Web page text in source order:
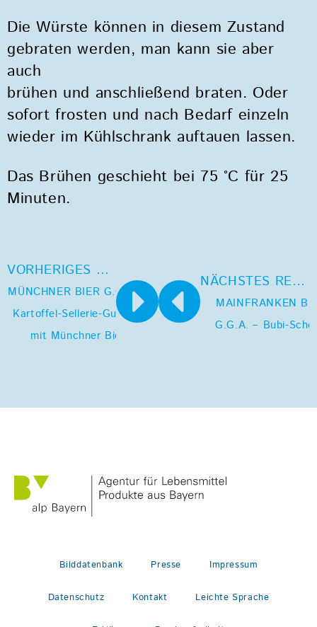
Die Würste können in diesem Zustand
gebraten werden, man kann sie aber
auch
brühen und anschließend braten. Oder
sofort frosten und nach Bedarf einzeln
wieder im Kühlschrank auftauen lassen.
Das Brühen geschieht bei 75 °C für 25
Minuten.
NÄCHSTES REZEPT
MAINFRANKEN
G.G.A. – Bubi-
VORHERIGES REZEPT
MÜNCHNER BIER G.G.A. –
Kartoffel-Sellerie-Gulasch
mit Münchner Bier
Bilddatenbank Presse Impressum
Datenschutz Kontakt Leichte Sprache